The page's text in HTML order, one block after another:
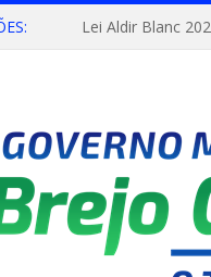
Lei Aldir Blanc